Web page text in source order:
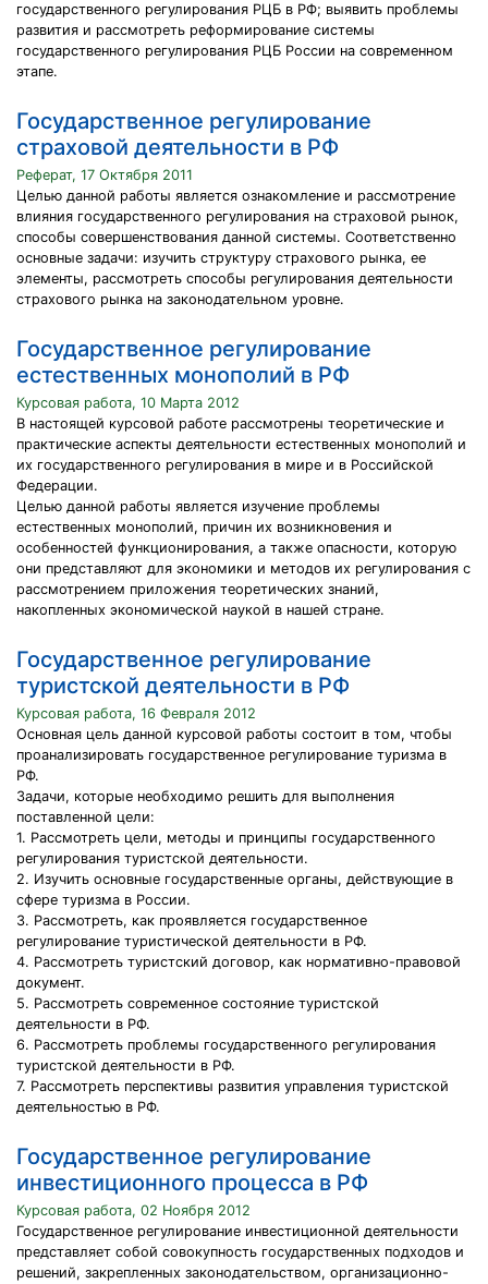
государственного регулирования РЦБ в РФ; выявить проблемы
развития и рассмотреть реформирование системы
государственного регулирования РЦБ России на современном
этапе.
Государственное регулирование
страховой деятельности в РФ
Реферат, 17 Октября 2011
Целью данной работы является ознакомление и рассмотрение
влияния государственного регулирования на страховой рынок,
способы совершенствования данной системы. Соответственно
основные задачи: изучить структуру страхового рынка, ее
элементы, рассмотреть способы регулирования деятельности
страхового рынка на законодательном уровне.
Государственное регулирование
естественных монополий в РФ
Курсовая работа, 10 Марта 2012
В настоящей курсовой работе рассмотрены теоретические и
практические аспекты деятельности естественных монополий и
их государственного регулирования в мире и в Российской
Федерации.
Целью данной работы является изучение проблемы
естественных монополий, причин их возникновения и
особенностей функционирования, а также опасности, которую
они представляют для экономики и методов их регулирования с
рассмотрением приложения теоретических знаний,
накопленных экономической наукой в нашей стране.
Государственное регулирование
туристской деятельности в РФ
Курсовая работа, 16 Февраля 2012
Основная цель данной курсовой работы состоит в том, чтобы
проанализировать государственное регулирование туризма в
РФ.
Задачи, которые необходимо решить для выполнения
поставленной цели:
1. Рассмотреть цели, методы и принципы государственного
регулирования туристской деятельности.
2. Изучить основные государственные органы, действующие в
сфере туризма в России.
3. Рассмотреть, как проявляется государственное
регулирование туристической деятельности в РФ.
4. Рассмотреть туристский договор, как нормативно-правовой
документ.
5. Рассмотреть современное состояние туристской
деятельности в РФ.
6. Рассмотреть проблемы государственного регулирования
туристской деятельности в РФ.
7. Рассмотреть перспективы развития управления туристской
деятельностью в РФ.
Государственное регулирование
инвестиционного процесса в РФ
Курсовая работа, 02 Ноября 2012
Государственное регулирование инвестиционной деятельности
представляет собой совокупность государственных подходов и
решений, закрепленных законодательством, организационно-